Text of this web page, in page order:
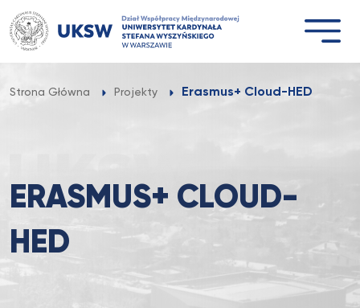
Przejdź
do
treści
Strona Główna Projekty Erasmus+ Cloud-HED
ERASMUS+ CLOUD-
HED